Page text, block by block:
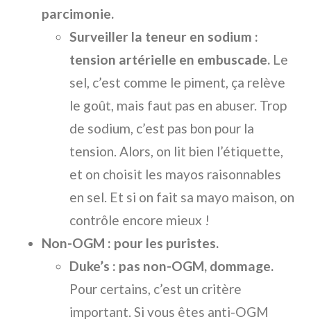
parcimonie.
Surveiller la teneur en sodium :
tension artérielle en embuscade. Le
sel, c’est comme le piment, ça relève
le goût, mais faut pas en abuser. Trop
de sodium, c’est pas bon pour la
tension. Alors, on lit bien l’étiquette,
et on choisit les mayos raisonnables
en sel. Et si on fait sa mayo maison, on
contrôle encore mieux !
Non-OGM : pour les puristes.
Duke’s : pas non-OGM, dommage.
Pour certains, c’est un critère
important. Si vous êtes anti-OGM